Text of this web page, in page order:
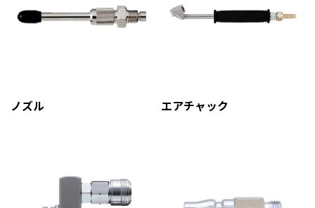
ノズル エアチャック